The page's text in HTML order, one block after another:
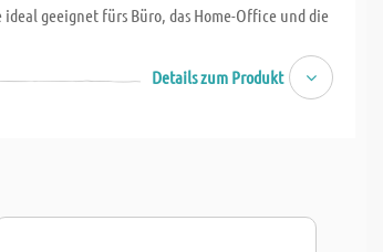
geeignet fürs Büro, das Home-Office und die
Details zum Produkt